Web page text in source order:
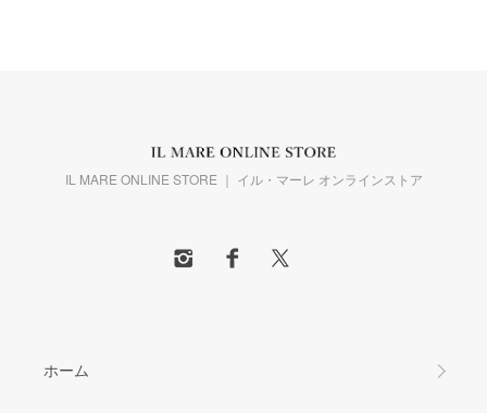
IL MARE ONLINE STORE ｜ イル・マーレ オンラインストア
ホーム